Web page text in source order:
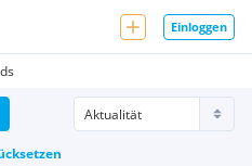
Einloggen